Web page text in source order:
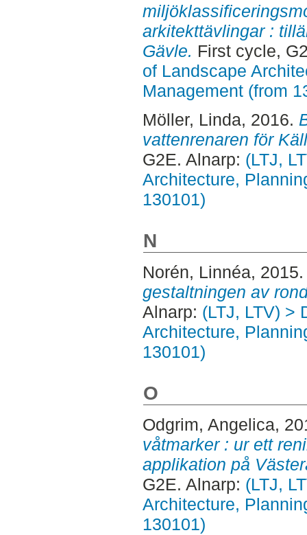
arkitekttävlingar :
Gävle. First cycle,
of Landscape
Management (from
Möller, Linda, 2016.
vattenrenaren för
G2E. Alnarp: (LTJ,
Architecture,
130101)
N
Norén, Linnéa,
gestaltningen av
Alnarp: (LTJ, LTV) >
Architecture,
130101)
O
Odgrim, Angelica,
våtmarker : ur ett
applikation på
G2E. Alnarp: (LTJ,
Architecture,
130101)